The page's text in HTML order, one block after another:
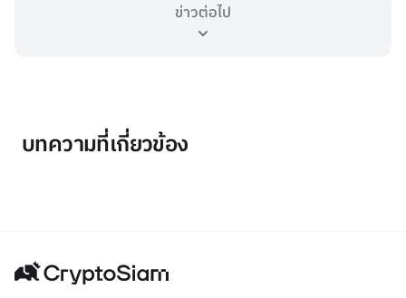
ข่าวต่อไป
บทความที่เกี่ยวข้อง